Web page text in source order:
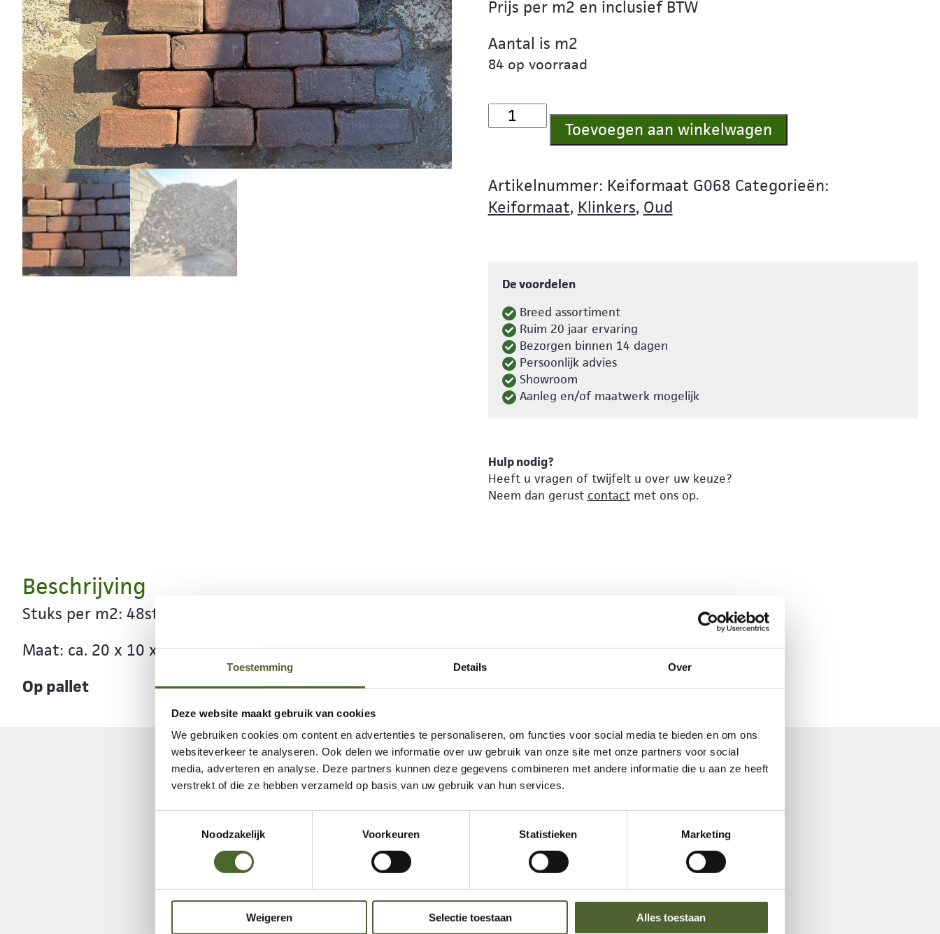
Toestemming Details Over
Deze website maakt gebruik van cookies
We gebruiken cookies om content en advertenties te personaliseren, om functies voor social media te bieden en om ons
websiteverkeer te analyseren. Ook delen we informatie over uw gebruik van onze site met onze partners voor social
media, adverteren en analyse. Deze partners kunnen deze gegevens combineren met andere informatie die u aan ze heeft
verstrekt of die ze hebben verzameld op basis van uw gebruik van hun services.
Noodzakelijk
Voorkeuren Statistieken Marketing
Weigeren Selectie toestaan Alles toestaan
Prijs per m2 en inclusief BTW
Aantal is m2
84 op voorraad
Keiformaat
Toevoegen aan winkelwagen
Artikelnummer: Keiformaat G068 Categorieën:
Keiformaat, Klinkers, Oud
De voordelen
Breed assortiment
Ruim 20 jaar ervaring
Bezorgen binnen 14 dagen
Persoonlijk advies
Showroom
Aanleg en/of maatwerk mogelijk
Hulp nodig?
Heeft u vragen of twijfelt u over uw keuze?
Neem dan gerust contactmet ons op.
Beschrijving
Stuks per m2: 48st
Maat: ca. 20 x 10 x 9 cm
Op pallet
Onze referenties